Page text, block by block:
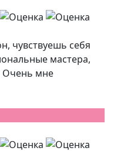
чувствуешь себя
мастера,
Очень мне